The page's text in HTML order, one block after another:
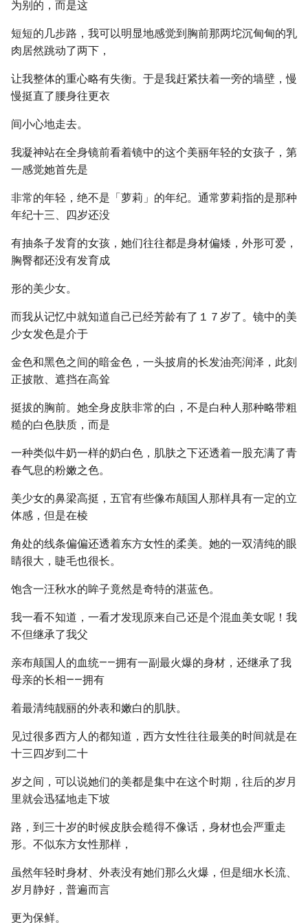
为别的，而是这
短短的几步路，我可以明显地感觉到胸前那两坨沉甸甸的乳
肉居然跳动了两下，
让我整体的重心略有失衡。于是我赶紧扶着一旁的墙壁，慢
慢挺直了腰身往更衣
间小心地走去。
我凝神站在全身镜前看着镜中的这个美丽年轻的女孩子，第
一感觉她首先是
非常的年轻，绝不是「萝莉」的年纪。通常萝莉指的是那种
年纪十三、四岁还没
有抽条子发育的女孩，她们往往都是身材偏矮，外形可爱，
胸臀都还没有发育成
形的美少女。
而我从记忆中就知道自己已经芳龄有了１７岁了。镜中的美
少女发色是介于
金色和黑色之间的暗金色，一头披肩的长发油亮润泽，此刻
正披散、遮挡在高耸
挺拔的胸前。她全身皮肤非常的白，不是白种人那种略带粗
糙的白色肤质，而是
一种类似牛奶一样的奶白色，肌肤之下还透着一股充满了青
春气息的粉嫩之色。
美少女的鼻梁高挺，五官有些像布颠国人那样具有一定的立
体感，但是在棱
角处的线条偏偏还透着东方女性的柔美。她的一双清纯的眼
睛很大，睫毛也很长。
饱含一汪秋水的眸子竟然是奇特的湛蓝色。
我一看不知道，一看才发现原来自己还是个混血美女呢！我
不但继承了我父
亲布颠国人的血统——拥有一副最火爆的身材，还继承了我
母亲的长相——拥有
着最清纯靓丽的外表和嫩白的肌肤。
见过很多西方人的都知道，西方女性往往最美的时间就是在
十三四岁到二十
岁之间，可以说她们的美都是集中在这个时期，往后的岁月
里就会迅猛地走下坡
路，到三十岁的时候皮肤会糙得不像话，身材也会严重走
形。不似东方女性那样，
虽然年轻时身材、外表没有她们那么火爆，但是细水长流、
岁月静好，普遍而言
更为保鲜。